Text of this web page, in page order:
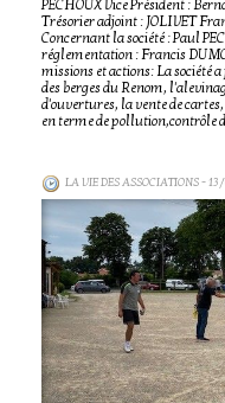
PECHOUX Vice Président :
Trésorier adjoint : JOLIVET
Concernant la société : Paul
réglementation : Francis
missions et actions: La société
des berges du Renom,
d'ouvertures, la vente de
en terme de pollution,contrôle
LA VIE DES ASSOCIATIONS-